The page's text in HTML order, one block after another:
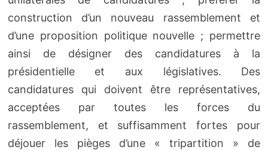
construction d’un nouveau rassemblement et
d’une proposition politique nouvelle ; permettre
ainsi de désigner des candidatures à la
présidentielle et aux législatives. Des
candidatures qui doivent être représentatives,
acceptées par toutes les forces du
rassemblement, et suffisamment fortes pour
déjouer les pièges d’une « tripartition » de